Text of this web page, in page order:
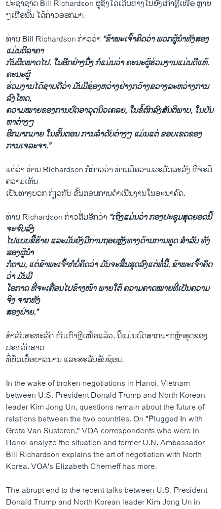
ປະ​ຊາ​ຊາດ Bill Richardson ຜູ້​ຊຶ່ງ​ໄດ້​ເດີນ​ທາງ​ໄປ​ຍັງ​ເກົາ​ຫຼີ​ເໜືອ ຫຼາຍ
ໆ​ເທື່ອ​ນັ້ນ ໄດ້ກ່າວອອກມາ​.
​ທ່ານ Bill Richardson ກ່າວ​ວ່າ “ຂ້າ​ພະ​ເຈົ້າ​ຄິດ​ວ່າ ພວກ​ຜູ້​ນຳ​ທັງ​ສອງ
ແມ່ນ​ຕີລາຄາ
ກັນຜິດພາດ​ໄປ. ໃນ​ອີກ​ຢ່າງ​ນຶ່ງ​ ກໍ​ແມ່ນ​ວ່າ ​ຄະ​ນະ​ຜູ້​ຮ່ວມ​ງານ​ແມ່ນ​ດີແທ້.
ຄະ​ນະ​ຜູ້​
ຮ່ວມ​ງານ​ໄດ້​ຊາບ​ດີ​ວ່າ ມັນ​ມີ​ຊ່ອງ​ຫວ່າງ​ຢ່າງ​ກ​ວ້າງ​ຂວາງລະຫວ່າງການ​
ລົງ​ໂທດ, ​
ຄວາມ​ໝາຍ​ຂອງ​ການ​ປົດ​ອາ​ວຸດ​ນິວ​ເຄ​ລຍ, ໃນ​ຂໍ້​ຕົກ​ລົງ​ສັນ​ຕິ​ພາບ, ໃນ​ບັນ​
ຫາ​ຕ່າງໆ
ອີກ​ມາກ​ມາຍ ໃນ​ຂັ້ນ​ຕອນ ການ​ລຳດັບ​ຕ່າ​ງໆ ແມ່ນ​ແຕ່ ຂອບ​ເຂດ​ຂອງ​
ການ​ເຈ​ລະ​ຈາ.”
ແຕ່​ວ່າ ທ່ານ Richardson ກໍກ່າວ​ວ່າ ທ່ານມີຄວາມ​ລະ​ມັດ​ລະ​ວັງ ທີ່​ຈະມີ
ຄວາມເຫັນ
ເປັນ​ທາງບວກ ​ກ່ຽວ​ກັບ ຂັ້ນ​ຕອນ​ການ​ດຳ​ເນີນ​ງານ​ໃນ​ອະ​ນາ​ຄົດ.
ທ່ານ Richardson ກ່າວຕື່ມ​ອີກ​ວ່າ “ເຖິງ​ແມ່ນ​ວ່າ ກອງ​ປະ​ຊຸມ​ສຸດຍອດ​ນີ້
ຈະຈົບ​ລົງ
ໄປ​ແບບຂີ້​ຮ້າຍ​ ແລະ​ມັນ​ຍັງ​ມີການ​ຖອຍ​ຫຼັງ​ທາງດ້ານ​ການ​ທູດ ສຳ​ລັບ​ ທັງ​
ສອງ​ຜູ້​ນຳ
ກໍ​ຕາມ, ແຕ່ຂ້າ​ພະ​ເຈົ້າກໍບໍ່​ຄິດ​ວ່າ ມັນຈະ​ສິ້ນສຸດ​ລົງແຕ່ທໍ່ນີ້. ຂ້າ​ພະ​ເຈົ້າ​ຄິດ​
ວ່າ ມັນ​ມີ​
ໂອ​ກາດ ທີ່​ຈະ​ເຄື່ອນ​ໄປ​ຂ້າງ​ໜ້າ ພາຍ​ໃຕ້​ ຄວາມ​ຄາດ​ໝາຍ​ທີ່​ເປັນ​ຄວາມ​
ຈິງ ຈາກ​ທັງ​
ສອງ​ຝ່າຍ.​”
ສຳ​ລັບ​ສະ​ຫະ​ລັດ ກັບ​ເກົາ​ຫຼີ​ເໜືອແລ້ວ, ນີ້​ແມ່ນບົດສາກ​ພາກ​ຫຼ້າ​ສຸດ​ຂອງ​
ປະ​ຫວັດສາດ
​ທີ່​ຍືດ​ເຍື້ອ​ຍາວ​ນານ ແລະ​ສ​ະ​ລັບ​ສັບ​ຊ້ອນ.
In the wake of broken negotiations in Hanoi, Vietnam
between U.S. President Donald Trump and North Korean
leader Kim Jong Un, questions remain about the future of
relations between the two countries. On "Plugged In with
Greta Van Susteren," VOA correspondents who were in
Hanoi analyze the situation and former U.N. Ambassador
Bill Richardson explains the art of negotiation with North
Korea. VOA's Elizabeth Cherneff has more.
The abrupt end to the recent talks between U.S. President
Donald Trump and North Korean leader Kim Jong Un in